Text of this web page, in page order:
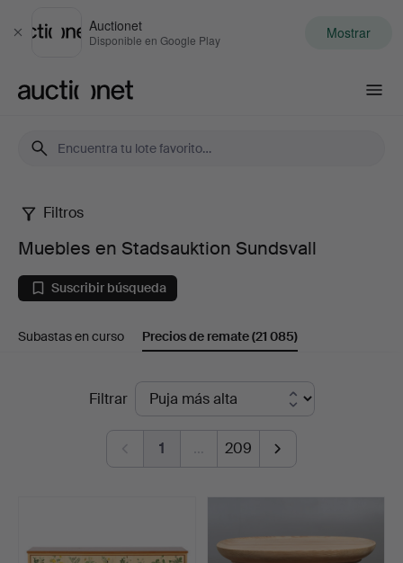
Cerrar
Auctionet
Disponible en Google Play Mostrar
Muebles
en
Stadsauktion
Sundsvall
Filtros
Muebles en Stadsauktion Sundsvall
Suscribir búsqueda
Subastas en curso Precios de remate(21 085)
Filtrar
1 … 209